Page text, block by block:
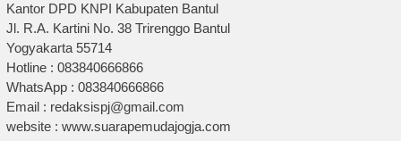
Kantor DPD KNPI Kabupaten Bantul
Jl. R.A. Kartini No. 38 Trirenggo Bantul
Yogyakarta 55714
Hotline : 083840666866
WhatsApp : 083840666866
Email : redaksispj@gmail.com
website : www.suarapemudajogja.com